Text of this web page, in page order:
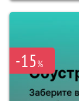
-15%